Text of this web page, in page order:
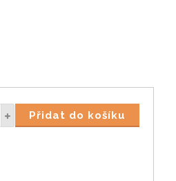
Přidat do košíku